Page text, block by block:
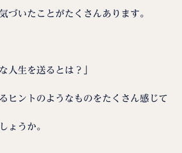
づいたことがたくさんあります。
人生を送るとは？」
ヒントのようなものをたくさん感じて
ょうか。